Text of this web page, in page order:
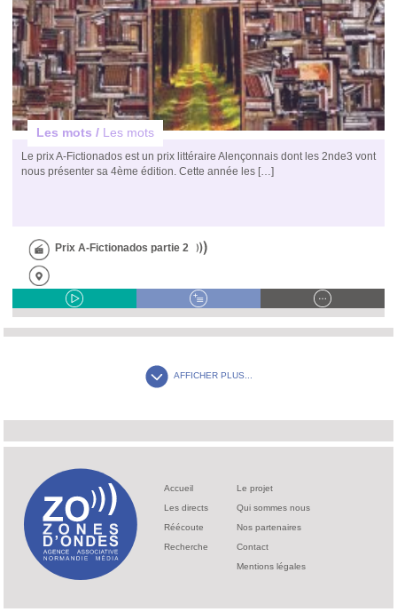
Les mots / Les mots
Le prix A-Fictionados est un prix littéraire Alençonnais dont les 2nde3 vont
nous présenter sa 4ème édition. Cette année les […]
Prix A-Fictionados partie 2
AFFICHER PLUS...
Accueil
Les directs
Réécoute
Recherche
Le projet
Qui sommes nous
Nos partenaires
Contact
Mentions légales